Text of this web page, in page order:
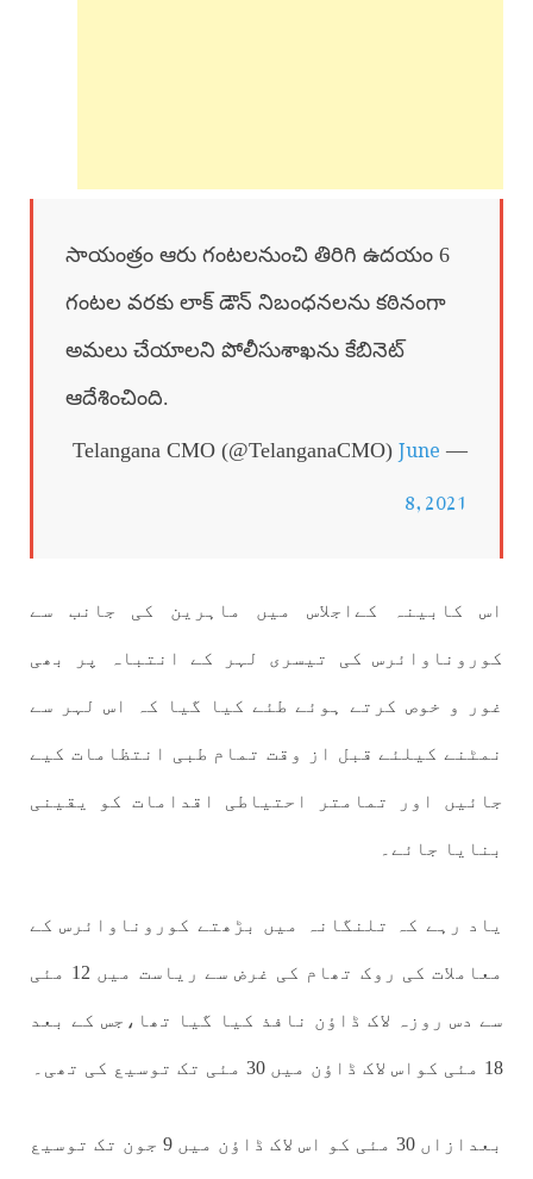
సాయంత్రం ఆరు గంటలనుంచి తిరిగి ఉదయం 6
గంటల వరకు లాక్ డౌన్ నిబంధనలను కఠినంగా
అమలు చేయాలని పోలీసుశాఖను కేబినెట్
ఆదేశించింది.
— Telangana CMO (@TelanganaCMO)
June
8, 2021
اس کابینہ کےاجلاس میں ماہرین کی جانب سے
کوروناوائرس کی تیسری لہر کے انتباہ پر بھی
غور و خوص کرتے ہوئے طئے کیا گیا کہ اس لہر سے
نمٹنے کیلئے قبل از وقت تمام طبی انتظامات کیے
جائیں اور تمامتر احتیاطی اقدامات کو یقینی
بنایا جائے۔
یاد رہے کہ تلنگانہ میں بڑھتے کوروناوائرس کے
معاملات کی روک تھام کی غرض سے ریاست میں 12 مئی
سے دس روزہ لاک ڈاؤن نافذ کیا گیا تھا،جس کے بعد
18 مئی کواس لاک ڈاؤن میں 30 مئی تک توسیع کی تھی۔
بعدازاں 30 مئی کو اس لاک ڈاؤن میں 9 جون تک توسیع